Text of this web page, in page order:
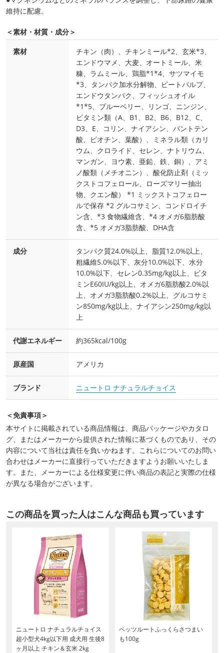
維持に配慮。
＜素材・材質・成分＞
素材
チキン（肉）、チキンミール*2、玄米*3、
エンドウマメ、大麦、オートミール、米
糠、ラムミール、鶏脂*1*4、サツマイモ
*3、タンパク加水分解物、ビートパルプ、
エンドウタンパク、フィッシュオイル
*1*5、ブルーベリー、リンゴ、ニンジン、
ビタミン類（A、B1、B2、B6、B12、C、
D3、E、コリン、ナイアシン、パントテン
酸、ビオチン、葉酸）、ミネラル類（カリ
ウム、クロライド、セレン、ナトリウム、
マンガン、ヨウ素、亜鉛、鉄、銅）、アミ
ノ酸類（メチオニン）、酸化防止剤（ミッ
クストコフェロール、ローズマリー抽出
物、クエン酸） *1 ミックストコフェロー
ルで保存 *2 グルコサミン、コンドロイチ
ン含、*3 食物繊維含、*4 オメガ6脂肪酸
含、*5 オメガ3脂肪酸、DHA含
成分
タンパク質24.0%以上、脂質12.0%以上、
粗繊維5.0%以下、灰分10.0%以下、水分
10.0%以下、セレン0.35mg/kg以上、ビタ
ミンE60IU/kg以上、オメガ6脂肪酸2.0%以
上、オメガ3脂肪酸0.2%以上、グルコサミ
ン850mg/kg以上、ナイアシン250mg/kg以
上
代謝エネルギー 約365kcal/100g
原産国 アメリカ
ブランド ニュートロ ナチュラルチョイス
＜免責事項＞
本サイトに掲載されている商品情報は、商品パッケージやカタロ
グ、またはメーカーから提供された情報に基づくものであり、その
内容について当社は責任を負いかねます。これらについてのお問い
合わせはメーカーに直接行っていただきますようお願いいたしま
す。また、メーカーによる仕様変更に伴い商品の表記と実際の仕様
が異なる場合がございます。
この商品を買った人はこんな商品も買っています
ニュートロ ナチュラルチョイス
超小型犬4kg以下用 成犬用 生後8
ヶ月以上 チキン＆玄米 2kg
ペッツルートふっくらさつまい
も100g